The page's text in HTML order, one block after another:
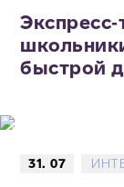
быстрой
31. 07